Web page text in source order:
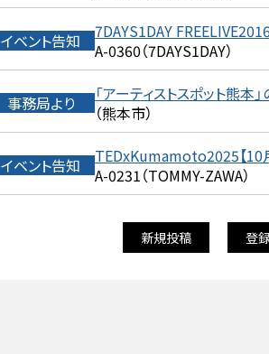
イベント告知
7DAYS1DAY
A-0360（7DAYS1DAY）
事務局より
「アーティストスポット熊
（熊本市）
イベント告知
TEDxKumamoto2025【10
A-0231（TOMMY-ZAWA）
新規投稿 登